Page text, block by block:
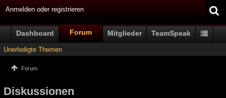
Anmelden oder registrieren
Dashboard Forum Mitglieder TeamSpeak
Unerledigte Themen
Forum
Diskussionen